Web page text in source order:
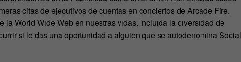
citas de ejecutivos de cuentas en conciertos de Arcade Fire.
la World Wide Web en nuestras vidas. Incluida la diversidad de
si le das una oportunidad a alguien que se autodenomina Social